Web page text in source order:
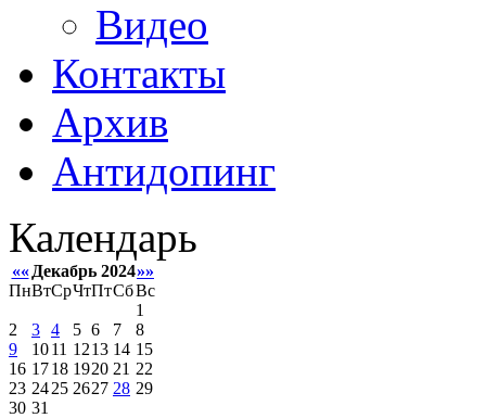
Видео
Контакты
Архив
Антидопинг
Календарь
«« Декабрь 2024»»
ПнВтСрЧтПтСбВс
1
2
3 4 5 6 7
8
9
1011 1213 14 15
16 1718 1920 21 22
23 2425 2627 28 29
30 31